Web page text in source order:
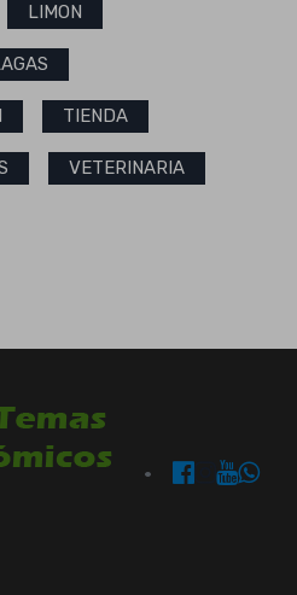
LIMON
TIENDA
VETERINARIA